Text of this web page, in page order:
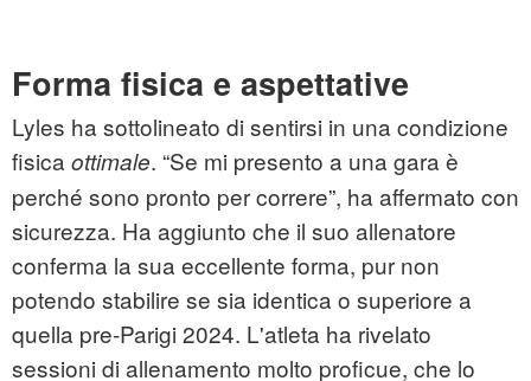
Forma fisica e aspettative
Lyles ha sottolineato di sentirsi in una condizione
fisica ottimale. “Se mi presento a una gara è
perché sono pronto per correre”, ha affermato con
sicurezza. Ha aggiunto che il suo allenatore
conferma la sua eccellente forma, pur non
potendo stabilire se sia identica o superiore a
quella pre-Parigi 2024. L'atleta ha rivelato
sessioni di allenamento molto proficue, che lo